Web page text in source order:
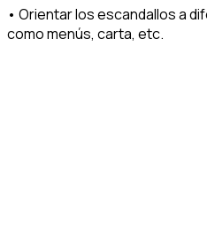
• Orientar los escandallos a
como menús, carta, etc.